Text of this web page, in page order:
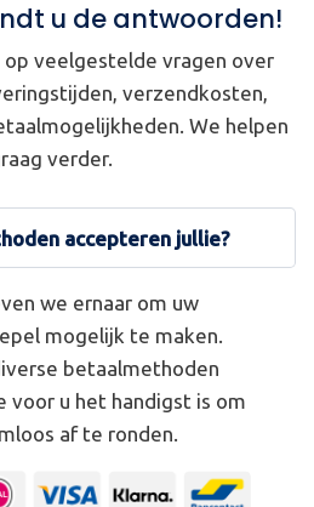
u de antwoorden!
veelgestelde vragen over
verzendkosten,
We helpen
verder.
accepteren jullie?
we ernaar om uw
mogelijk te maken.
betaalmethoden
voor u het handigst is om
af te ronden.